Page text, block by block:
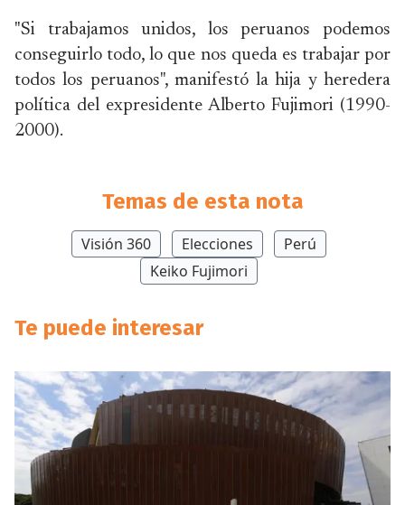
"Si trabajamos unidos, los peruanos podemos
conseguirlo todo, lo que nos queda es trabajar por
todos los peruanos", manifestó la hija y heredera
política del expresidente Alberto Fujimori (1990-
2000).
Temas de esta nota
Visión 360 Elecciones
Perú
Keiko Fujimori
Te puede interesar